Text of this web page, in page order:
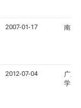
2007-01-17 南京
2012-07-04
广东
学